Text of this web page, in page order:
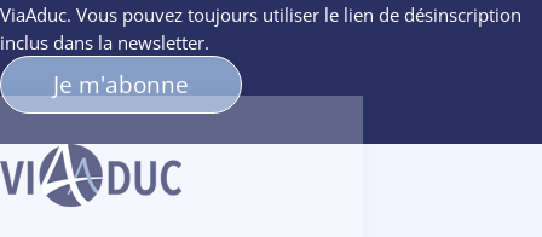
Informations concernant les
cookies
Nous avons attendu d'être sûrs que le
contenu de ce site vous intéresse avant de vous déranger,
ViaAduc. Vous pouvez toujours utiliser le lien de désinscription
inclus dans la newsletter.